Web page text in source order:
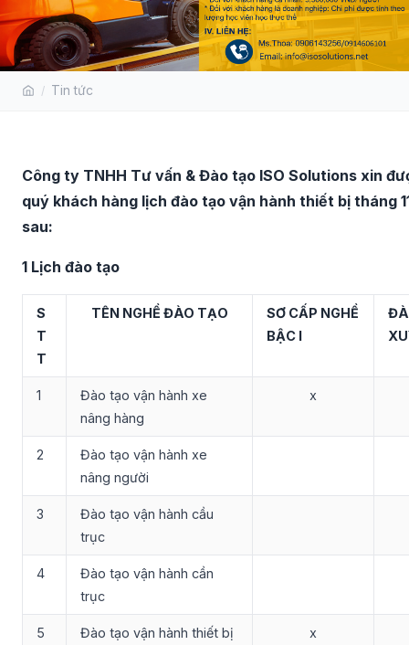
THÔNG BÁO MỞ LỚP ĐÀO TẠO
Tin tức
Công ty TNHH Tư vấn & Đào tạo ISO Solutions xin
quý khách hàng lịch đào tạo vận hành thiết bị tháng
sau:
1 Lịch đào tạo
S
T
T
TÊN NGHỀ ĐÀO TẠO
SƠ CẤP NGHỀ
BẬC I
1
Đào tạo vận hành xe
nâng hàng
x
2
Đào tạo vận hành xe
nâng người
3
Đào tạo vận hành cầu
trục
4
Đào tạo vận hành cần
trục
5 Đào tạo vận hành thiết bị x